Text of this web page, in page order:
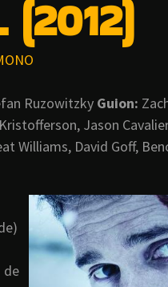
(2012)
Ruzowitzky Guion:
Jason
Williams, David Goff,
de